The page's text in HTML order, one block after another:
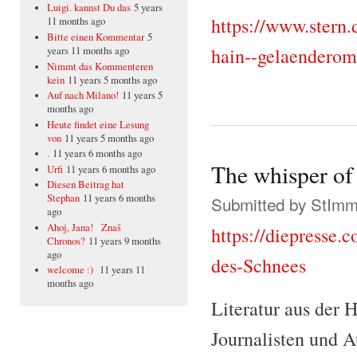
Luigi. kannst Du das 5 years
11 months ago
Bitte einen Kommentar 5
years 11 months ago
Nimmt das Kommenteren
kein 11 years 5 months ago
Auf nach Milano! 11 years 5
months ago
Heute findet eine Lesung
von 11 years 5 months ago
. 11 years 6 months ago
Urfi 11 years 6 months ago
Diesen Beitrag hat
Stephan 11 years 6 months
ago
Ahoj, Jana! Znaš
Chronos? 11 years 9 months
ago
welcome :) 11 years 11
months ago
https://
hain--
The whisper
Submitted by
https://
des-Schnees
Literatur aus der
Journalisten und